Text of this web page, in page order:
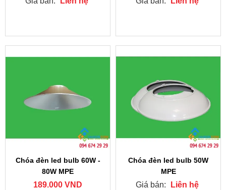
Chóa đèn led bulb 60W -
80W MPE
189.000 VND
Chóa đèn led bulb 50W
MPE
Giá bán: Liên hệ